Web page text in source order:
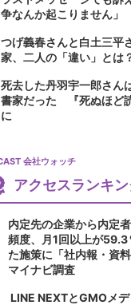
争なんか起こりません」
つげ義春さんと白土三
家、二人の「違い」とは
死去した丹羽宇一郎さん
書家だった 『死ぬほど
に
会社ウォッチ
アクセスランキ
内定先の企業から内定
頻度、月1回以上が
た施策に「社内報・資
マイナビ調査
LINE NEXTとGMOメ